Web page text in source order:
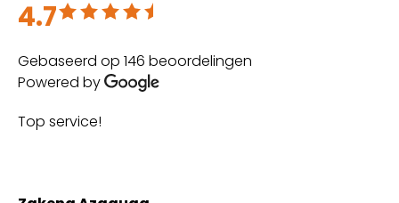
4.7
Beoordeeld met 4.7 uit 5
Gebaseerd op 146 beoordelingen
Powered by
Top service!